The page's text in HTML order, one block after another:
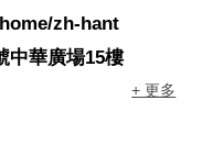
zh-hant
中華廣場15樓
+ 更多